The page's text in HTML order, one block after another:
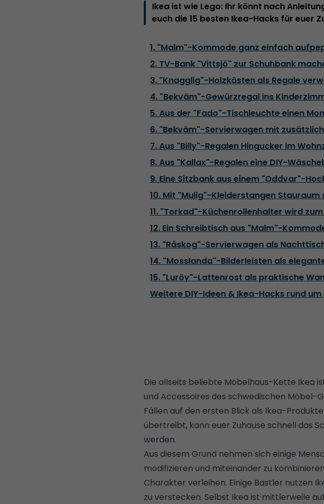
Ikea ist wie Lego: Ihr könnt nach
euch die 15 besten Ikea-Hacks für euer
1. "Malm"-Kommode ganz einfach
2. TV-Bank "Vittsjö" zur Schuhbank
3. "Knagglig"-Holzkästen als Regale
4. "Bekväm"-Gewürzregal ins
5. Aus der "Fado"-Tischleuchte einen
6. "Bekväm"-Servierwagen mit
7. Aus "Billy"-Regalen Hingucker im
8. Aus "Kallax"-Regalen eine DIY-
9. Eine Sitzbank aus einem "Oddvar"-
10. Mit "Mulig"-Kleiderstangen
11. "Torkad"-Küchenrollenhalter wird
12. Ein Schreibtisch aus "Malm"-
13. "Råskog"-Servierwagen als
14. "Mosslanda"-Bilderleisten als
15. "Luröy"-Lattenrost als praktische
Weitere DIY-Ideen & Ikea-Hacks rund um
Die allseits beliebte Möbelhaus-Kette Ikea
und Accessoires des schwedischen Möbel-
Fällen auf den ersten Blick als Ikea-
übertreibt, kann euer Zuhause schnell das
werden.
Aus diesem Grund nehmen sich einige
modifizieren und miteinander zu
Charakter verleihen. Einige Bastler nutzen
zu verstecken. Selbst Ikea ist mittlerweile